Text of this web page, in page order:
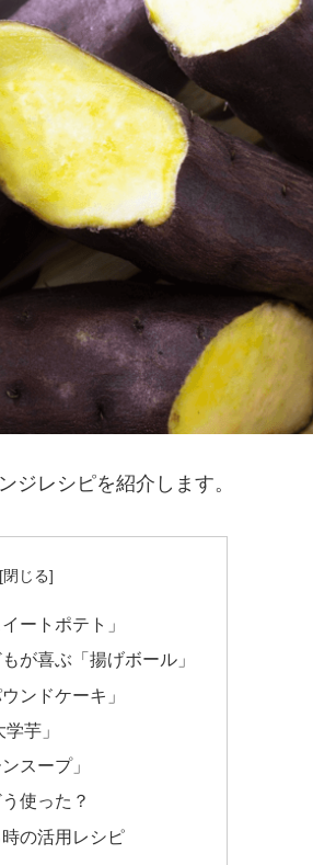
ジレシピを紹介します。
ートポテト」
が喜ぶ「揚げボール」
ンドケーキ」
芋」
スープ」
使った？
の活用レシピ